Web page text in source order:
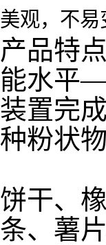
美观，不
产品特点
能水平
装置完
种粉状
饼干、
条、薯